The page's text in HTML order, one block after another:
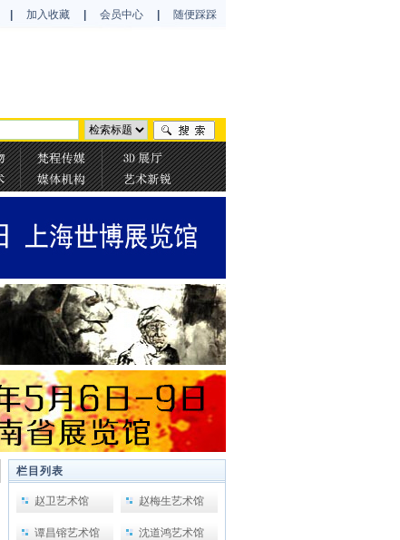
加入收藏 会员中心 随便踩踩
栏目列表
赵卫艺术馆 赵梅生艺术馆
谭昌镕艺术馆 沈道鸿艺术馆